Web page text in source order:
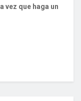
vez que haga un